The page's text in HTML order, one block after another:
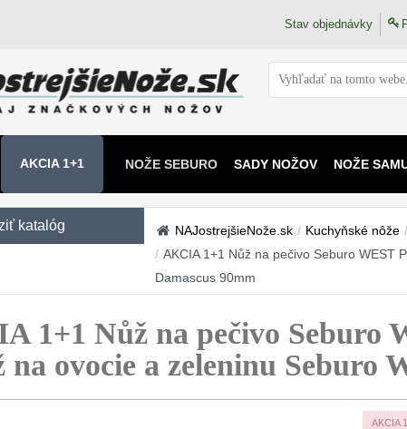
Stav objednávky
AKCIA 1+1 NOŽE SEBURO SADY NOŽOV NOŽE
katalóg
nože 30
nože 50
NAJostrejšieNože.sk / Kuchyňské nôže /
/ AKCIA 1+1 Nůž na pečivo Seburo WEST
Damascus 90mm
1+1 Nůž na pečivo Seburo
na ovocie a zeleninu Seburo
AKCIA